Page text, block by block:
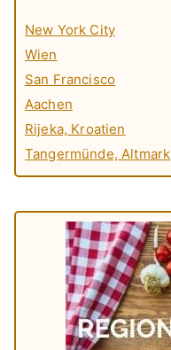
New York City
Wien
San Francisco
Aachen
Rijeka, Kroatien
Tangermünde, Altmark